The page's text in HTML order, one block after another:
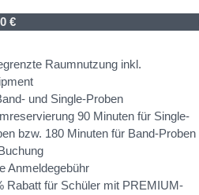
€
Raumnutzung inkl.
und Single-Proben
90 Minuten für Single-
bzw. 180 Minuten für Band-Proben
Anmeldegebühr
Rabatt für Schüler mit PREMIUM-